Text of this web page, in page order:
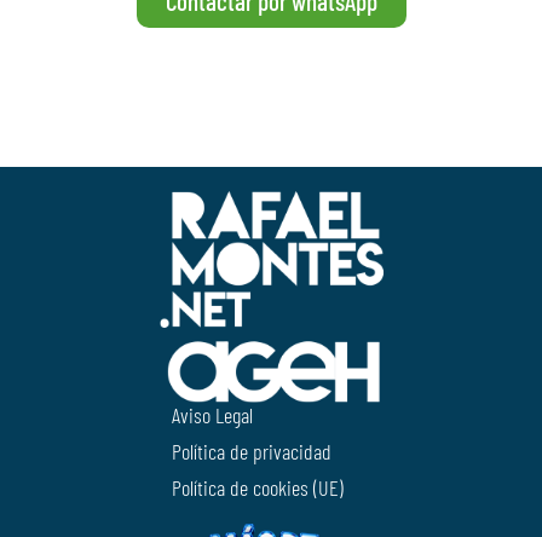
Aviso Legal
Política de privacidad
Política de cookies (UE)